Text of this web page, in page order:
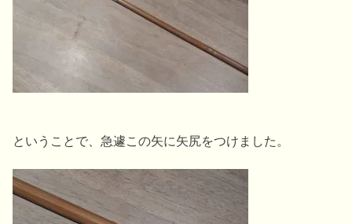
ということで、急遽この矢に矢尻をつけました。